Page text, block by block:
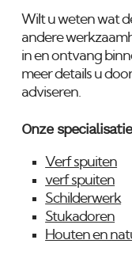
Wilt u weten wat
andere
in en ontvang
meer details u
adviseren.
Onze
Verf spuiten
verf spuiten
Schilderwerk
Stukadoren
Houten en